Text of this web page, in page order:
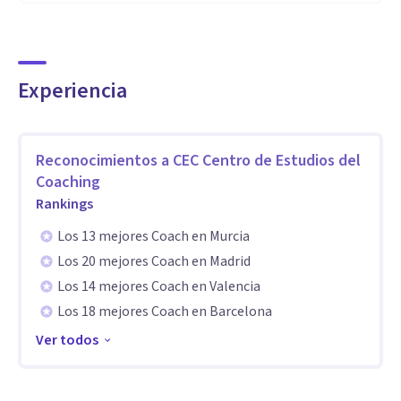
Formación en Coaching Sistémico.
Formación en Coaching de Equipos.
Cursos de: Impulsa tu negocio. Conversaciones difíciles.
Líder Coach. Particularidades de Coaching Ejecutivo.
Supervisión de Coaching.
Cursos de Mente y Cuerpo: Retiros de meditación. Curso de
Meditación y Silencio.
Aptitudes
Nuestros programas se basan en el entrenamiento de
Experiencia
Reconocimientos a CEC Centro de Estudios del
Coaching
Rankings
Los 13 mejores Coach en Murcia
Los 20 mejores Coach en Madrid
Los 14 mejores Coach en Valencia
Los 18 mejores Coach en Barcelona
Ver todos